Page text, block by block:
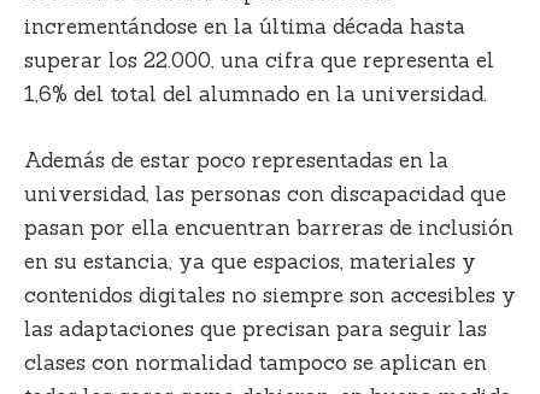
incrementándose en la última década hasta
superar los 22.000, una cifra que representa el
1,6% del total del alumnado en la universidad.
Además de estar poco representadas en la
universidad, las personas con discapacidad que
pasan por ella encuentran barreras de inclusión
en su estancia, ya que espacios, materiales y
contenidos digitales no siempre son accesibles y
las adaptaciones que precisan para seguir las
clases con normalidad tampoco se aplican en